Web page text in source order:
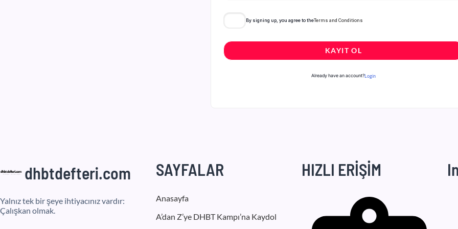
By signing up, you agree to theTerms and Conditions
KAYIT OL
Already have an account?Login
dhbtdefteri.com
Yalnız tek bir şeye ihtiyacınız vardır:
Çalışkan olmak.
SAYFALAR
Anasayfa
A’dan Z’ye DHBT Kampı’na Kaydol
HIZLI ERİŞİM